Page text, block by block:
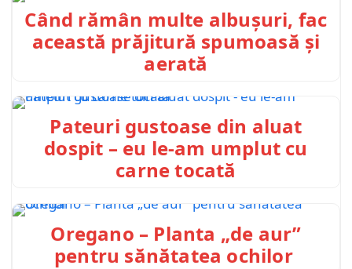
Când rămân multe albușuri, fac
această prăjitură spumoasă și
aerată
Pateuri gustoase din aluat
dospit – eu le-am umplut cu
carne tocată
Oregano – Planta „de aur”
pentru sănătatea ochilor ️